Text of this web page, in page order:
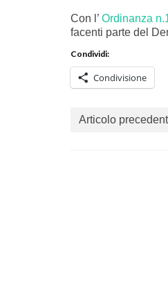
Con l’ Ordinanza
facenti parte del
Condividi:
Condivisione
Articolo